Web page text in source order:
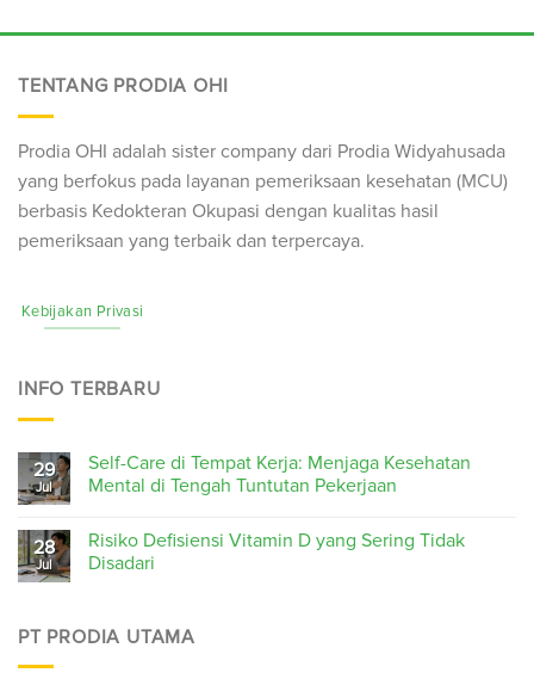
TENTANG PRODIA OHI
Prodia OHI adalah sister company dari Prodia Widyahusada
yang berfokus pada layanan pemeriksaan kesehatan (MCU)
berbasis Kedokteran Okupasi dengan kualitas hasil
pemeriksaan yang terbaik dan terpercaya.
Kebijakan Privasi
INFO TERBARU
29
Jul
Self-Care di Tempat Kerja: Menjaga Kesehatan
Mental di Tengah Tuntutan Pekerjaan
28
Jul
Risiko Defisiensi Vitamin D yang Sering Tidak
Disadari
PT PRODIA UTAMA